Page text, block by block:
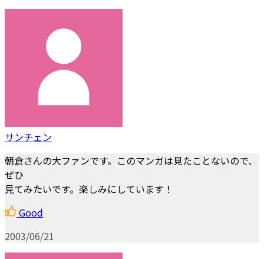
サンチェン
朝倉さんの大ファンです。このマンガは見たことないので、
ぜひ
見てみたいです。楽しみにしています！
Good
2003/06/21